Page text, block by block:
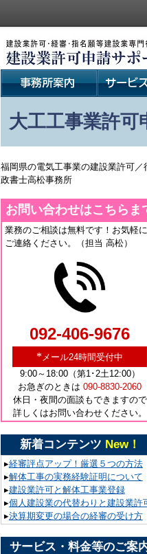
大工工事業許可
福岡県の電気工事業の建設業許可／
政書士高松事務所
お問い合わせはこちらま
業務のご相談は無料です！お気軽に
ご連絡ください。（担当 高松）
092-406-9676
* メール24時間受付中
9:00～18:00（第1･2土12:00）
お急ぎのときは 090-8830-2060
休日・夜間の面談もできますので
詳しくはお問い合わせください。
新着コンテンツ New！
▸経審評点アップ！厳選５つの方法
▸解体工事の実務経験証明について
▸建設業許可と解体工事業登録
▸個人建設業の代替わりと建設業許
▸決算期変更の場合の経審の受け方
サービス・料金等のご案